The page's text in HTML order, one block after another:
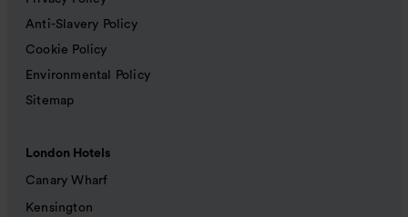
Anti-Slavery Policy
Cookie Policy
Environmental Policy
Sitemap
London Hotels
Canary Wharf
Kensington